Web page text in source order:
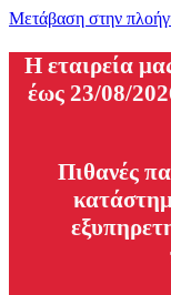
Μετάβαση στην
H εταιρεία
έως 23/08/
Πιθανές